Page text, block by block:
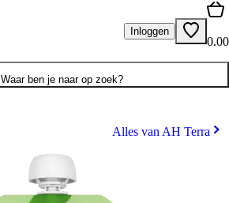
Inloggen
0.00
Waar ben je naar op zoek?
Alles van AH Terra